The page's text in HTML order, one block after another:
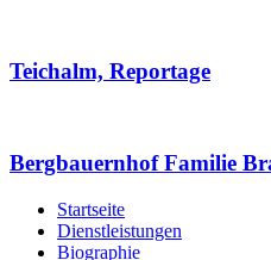
Teichalm, Reportage
Bergbauernhof Familie
Startseite
Dienstleistungen
Biographie